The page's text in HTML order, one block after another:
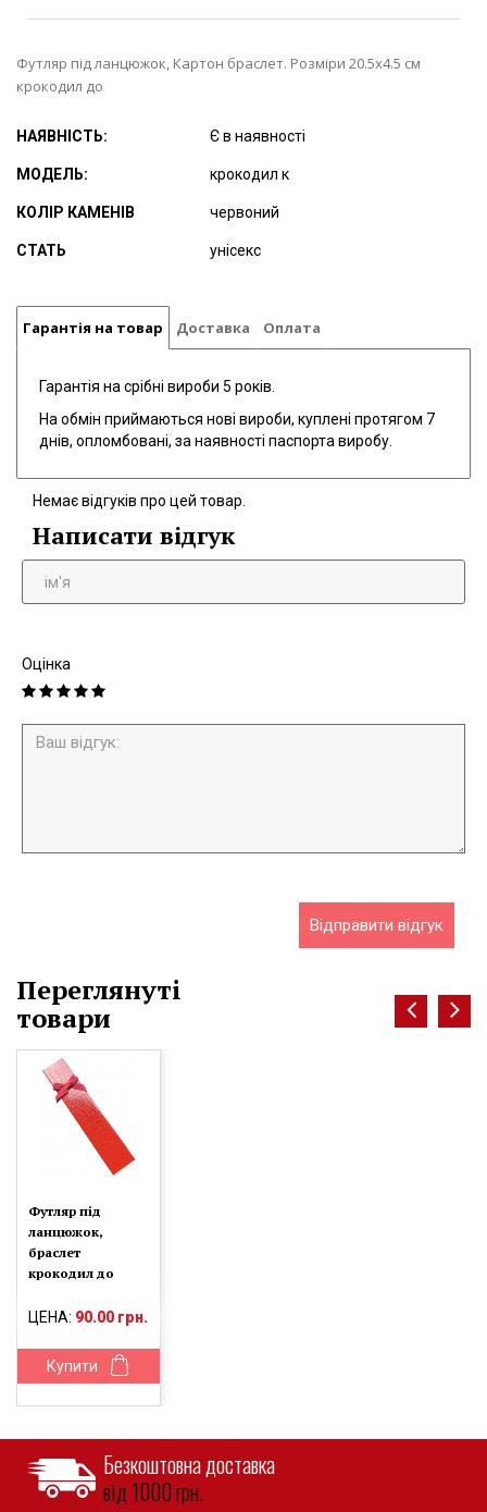
Футляр під ланцюжок, Картон браслет. Розміри 20.5х4.5 см
крокодил до
НАЯВНІСТЬ: Є в наявності
МОДЕЛЬ: крокодил к
КОЛІР КАМЕНІВ червоний
СТАТЬ унісекс
Гарантія на товар Доставка Оплата
Гарантія на срібні вироби 5 років.
На обмін приймаються нові вироби, куплені протягом 7
днів, опломбовані, за наявності паспорта виробу.
Немає відгуків про цей товар.
Написати відгук
Оцінка
Відправити відгук
Переглянуті
товари
Футляр під
ланцюжок,
браслет
крокодил до
ЦЕНА: 90.00 грн.
Купити
Безкоштовна доставка
від 1000 грн.